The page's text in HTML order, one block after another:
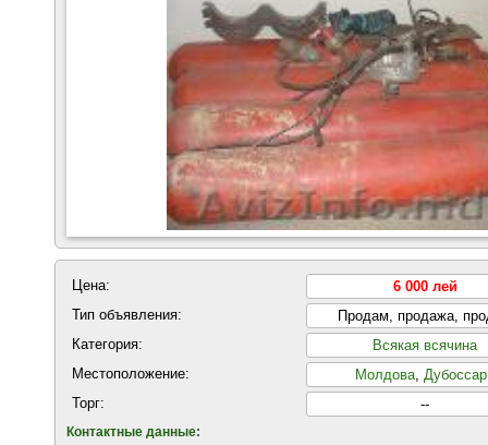
Цена:
6 000 лей
Тип объявления:
Продам, продажа,
Категория:
Всякая всячина
Местоположение:
Молдова,
Торг:
--
Контактные данные: